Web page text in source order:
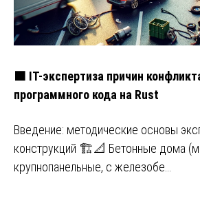
🟧 IT-экспертиза причин
программного кода на Rust
Введение: методические основы
конструкций 🏗️📐 Бетонные дома
крупнопанельные, с железобе…